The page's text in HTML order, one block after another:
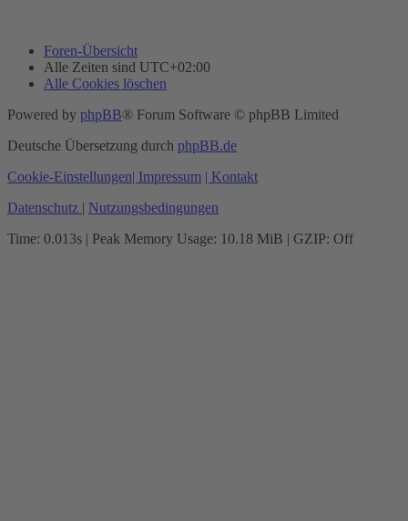
Foren-Übersicht
Alle Zeiten sind UTC+02:00
Alle Cookies löschen
Powered by phpBB® Forum Software © phpBB Limited
Deutsche Übersetzung durch phpBB.de
Cookie-Einstellungen| Impressum | Kontakt
Datenschutz | Nutzungsbedingungen
Time: 0.013s | Peak Memory Usage: 10.18 MiB | GZIP: Off